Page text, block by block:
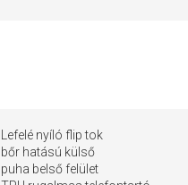
Lefelé nyíló flip tok
bőr hatású külső
puha belső felület